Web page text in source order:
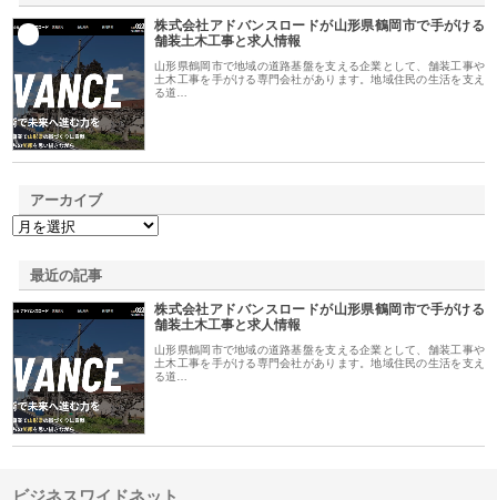
株式会社アドバンスロードが山形県鶴岡市で手がける
舗装土木工事と求人情報
山形県鶴岡市で地域の道路基盤を支える企業として、舗装工事や
土木工事を手がける専門会社があります。地域住民の生活を支え
る道…
アーカイブ
最近の記事
株式会社アドバンスロードが山形県鶴岡市で手がける
舗装土木工事と求人情報
山形県鶴岡市で地域の道路基盤を支える企業として、舗装工事や
土木工事を手がける専門会社があります。地域住民の生活を支え
る道…
ビジネスワイドネット